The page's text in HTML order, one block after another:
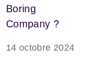
Boring
Company ?
14 octobre 2024